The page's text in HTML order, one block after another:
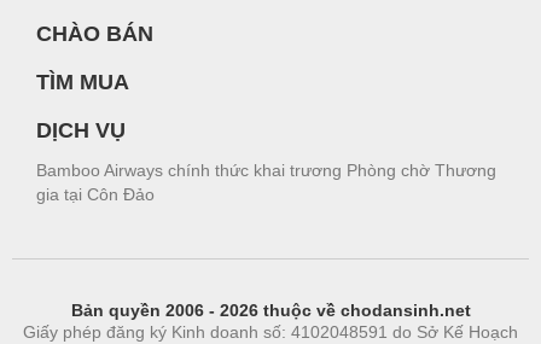
CHÀO BÁN
TÌM MUA
DỊCH VỤ
Bamboo Airways chính thức khai trương Phòng chờ Thương
gia tại Côn Đảo
Bản quyền 2006 - 2026 thuộc về chodansinh.net
Giấy phép đăng ký Kinh doanh số: 4102048591 do Sở Kế Hoạch